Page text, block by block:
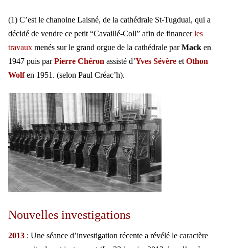
(1) C’est le chanoine Laisné, de la cathédrale St-Tugdual, qui a
décidé de vendre ce petit “Cavaillé-Coll” afin de financerles
travaux menés sur le grand orgue de la cathédrale parMack en
1947 puis parPierre Chéron assisté d’Yves Sévère et Othon
Wolfen 1951. (selon Paul Créac’h).
Nouvelles investigations
2013 : Une séance d’investigation récente a révélé le caractère